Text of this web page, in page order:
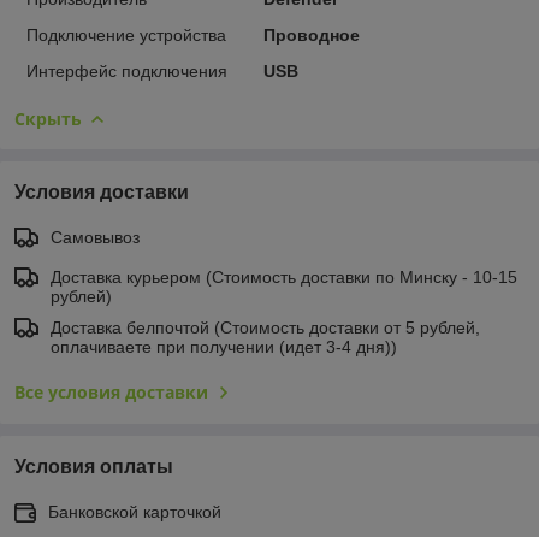
Подключение устройства
Проводное
Интерфейс подключения
USB
Скрыть
Условия доставки
Самовывоз
Доставка курьером (Стоимость доставки по Минску - 10-15
рублей)
Доставка белпочтой (Стоимость доставки от 5 рублей,
оплачиваете при получении (идет 3-4 дня))
Все условия доставки
Условия оплаты
Банковской карточкой